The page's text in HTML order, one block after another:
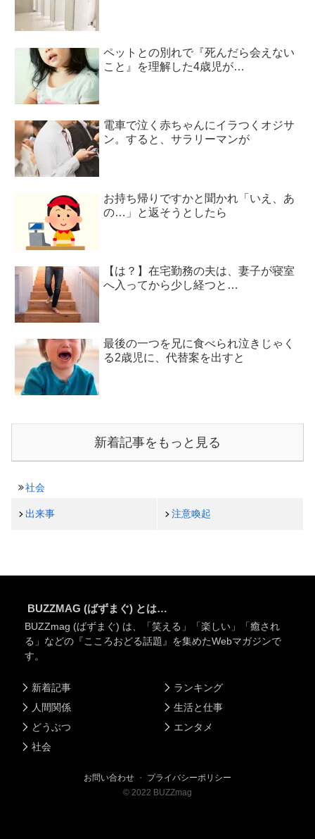
ペットとの別れで『死んだら会えない
こと』を理解した4歳児が…
電車で泣く赤ちゃんにイラつくオジサ
ン。すると、サラリーマンが
お持ち帰りですかと聞かれ「いえ、あ
の…」と返そうとしたら
【は？】在宅勤務の夫は、妻子が寝室
へ入ってから少し経つと…
最後の一つを兄に食べられ泣きじゃく
る2歳児に、代替案を出すと
新着記事をもっと見る
社会
出来事 注意喚起
BUZZMAG (ばずまぐ) とは…
BUZZmag (ばずまぐ) は、「笑える」「楽しい」「癒され
る」などの『こころおどる話題』を集めたWebマガジンで
す。
新着記事
人間関係
どうぶつ
社会
ランキング
生活と仕事
エンタメ
お問い合わせ ・ プライバシーポリシー
© 2022 BUZZmag